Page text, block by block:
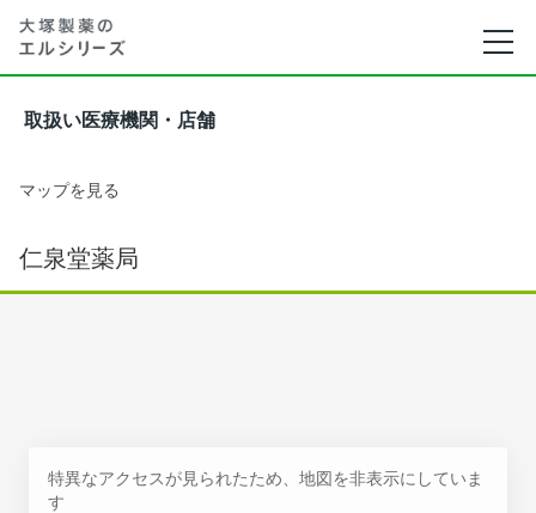
取扱い医療機関・店舗
マップを見る
仁泉堂薬局
特異なアクセスが見られたため、地図を非表示にしていま
す